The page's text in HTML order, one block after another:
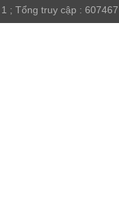
; Tổng truy cập : 607467